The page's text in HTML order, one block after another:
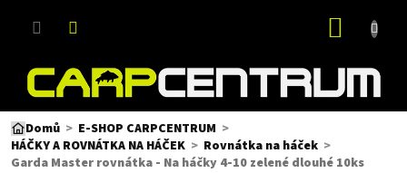
Domů
E-SHOP CARPCENTRUM
HÁČKY A ROVNÁTKA NA HÁČEK
Rovnátka na háček
Garda Master rovnátka - Na háčky 4-10 zelené dlouhé 10ks